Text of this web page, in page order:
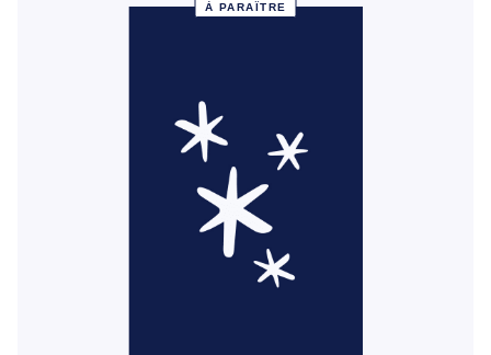
À PARAÎTRE